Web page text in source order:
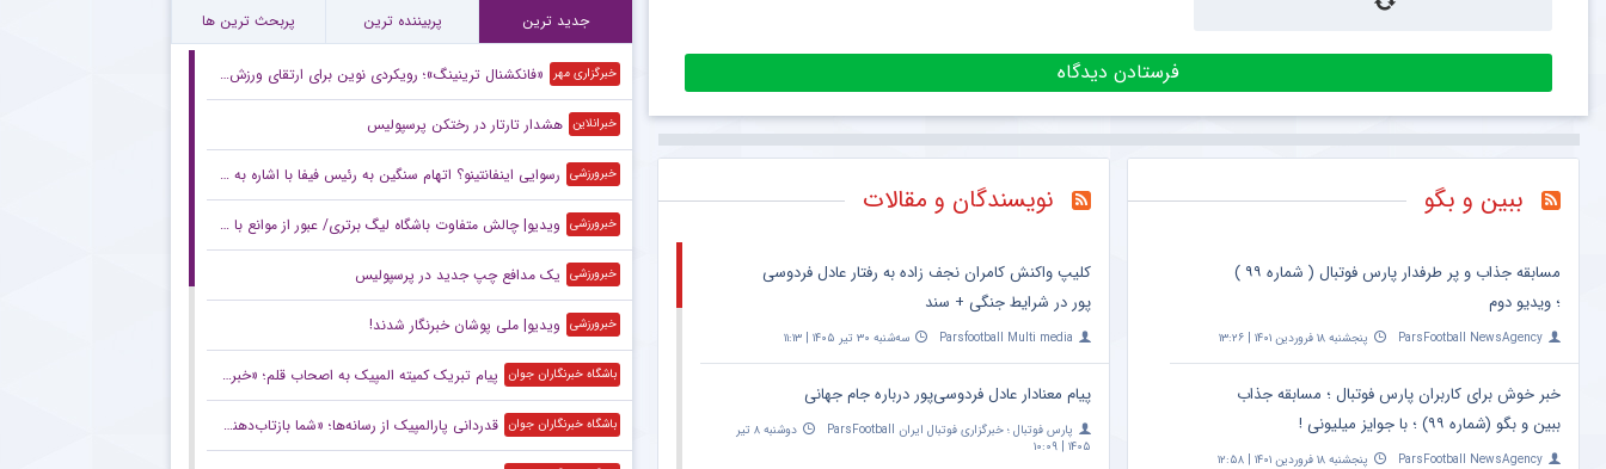
ببین و بگو
مسابقه جذاب و پر طرفدار پارس فوتبال ( شماره ۹۹ )
؛ ویدیو دوم
ParsFootball NewsAgency پنجشنبه ۱۸ فروردین ۱۴۰۱ | ۱۳:۲۶
خبر خوش برای کاربران پارس فوتبال ؛ مسابقه جذاب
ببین و بگو (شماره ۹۹) ؛ با جوایز میلیونی !
ParsFootball NewsAgency پنجشنبه ۱۸ فروردین ۱۴۰۱ | ۱۲:۵۸
نویسندگان و مقالات
کلیپ واکنش کامران نجف زاده به رفتار عادل فردوسی
پور در شرایط جنگی + سند
Parsfootball Multi media سه‌شنبه ۳۰ تیر ۱۴۰۵ | ۱۱:۱۳
پیام معنادار عادل فردوسی‌پور درباره جام جهانی
پارس فوتبال ؛ خبرگزاری فوتبال ایران ParsFootball
دوشنبه ۸ تیر
۱۴۰۵ | ۱۰:۰۹
جدید ترین پربیننده ترین پربحث ترین ها
خبرگزاری مهر «فانکشنال ترینینگ»؛ رویکردی نوین برای ارتقای ورزش قهرمانی ایران
خبرانلاین هشدار تارتار در رختکن پرسپولیس
خبرورزشی رسوایی اینفانتینو؟ اتهام سنگین به رئیس فیفا با اشاره به یک معشوقه!
خبرورزشی ویدیو| چالش متفاوت باشگاه لیگ برتری/ عبور از موانع با چشم بسته!
خبرورزشی یک مدافع چپ جدید در پرسپولیس
خبرورزشی ویدیو| ملی پوشان خبرنگار شدند!
باشگاه خبرنگاران جوان پیام تبریک کمیته المپیک به اصحاب قلم؛ «خبرنگاران یاری‌گر قهرمانان هستند»
باشگاه خبرنگاران جوان قدردانی پارالمپیک از رسانه‌ها؛ «شما بازتاب‌دهنده افتخارات ما هستید»